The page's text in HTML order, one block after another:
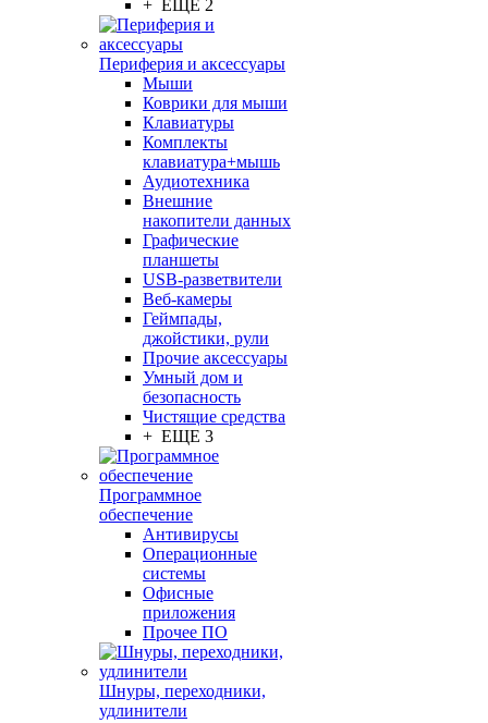
+ ЕЩЕ 2
Периферия и аксессуары
Мыши
Коврики для мыши
Клавиатуры
Комплекты
клавиатура+мышь
Аудиотехника
Внешние
накопители данных
Графические
планшеты
USB-разветвители
Веб-камеры
Геймпады,
джойстики, рули
Прочие аксессуары
Умный дом и
безопасность
Чистящие средства
+ ЕЩЕ 3
Программное
обеспечение
Антивирусы
Операционные
системы
Офисные
приложения
Прочее ПО
Шнуры, переходники,
удлинители